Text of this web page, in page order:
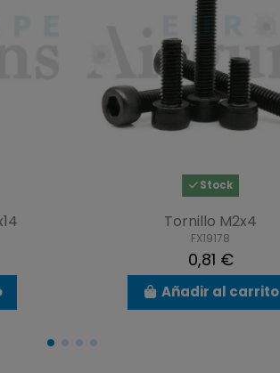
Stock
Tornillo M2x4
FX19178
0,81 €
Añadir al carrito